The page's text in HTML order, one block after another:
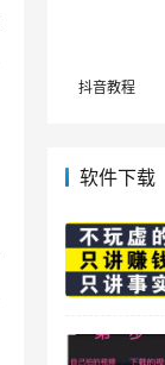
抖音教程
软件下载